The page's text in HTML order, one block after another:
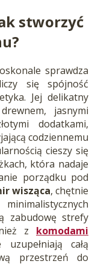
stworzyć
sprawdza
się spójność
Jej delikatny
jasnymi
dodatkami,
codziennemu
cieszy się
która nadaje
porządku pod
wisząca, chętnie
zabudowę strefy
z komodami
całą
przestrzeń do